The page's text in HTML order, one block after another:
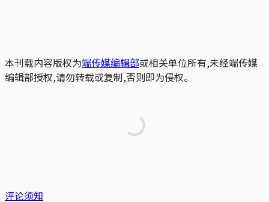
本刊载内容版权为端传媒编辑部或相关单位所有,未经端传媒
编辑部授权,请勿转载或复制,否则即为侵权。
评论须知